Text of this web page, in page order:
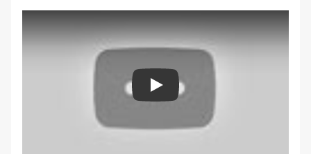
Play